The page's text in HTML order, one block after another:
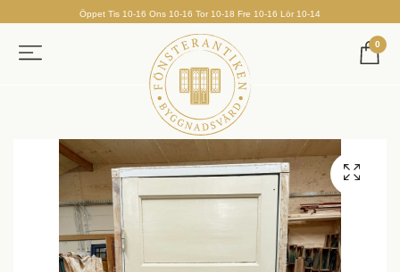
Öppet Tis 10-16 Ons 10-16 Tor 10-18 Fre 10-16 Lör 10-14
0